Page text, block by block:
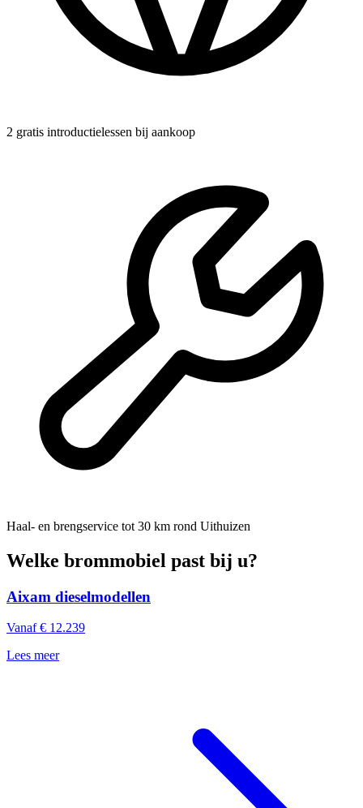
2 gratis introductielessen bij aankoop
Haal- en brengservice tot 30 km rond Uithuizen
Welke brommobiel past bij u?
Aixam dieselmodellen
Vanaf € 12.239
Lees meer